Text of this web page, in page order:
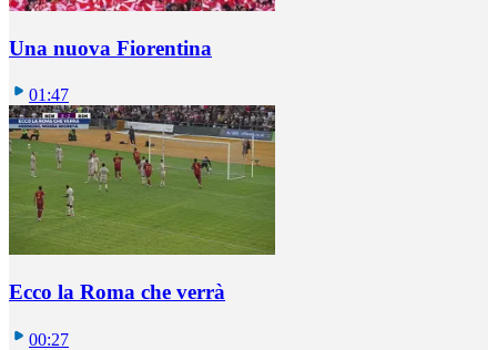
Una nuova Fiorentina
01:47
Ecco la Roma che verrà
00:27